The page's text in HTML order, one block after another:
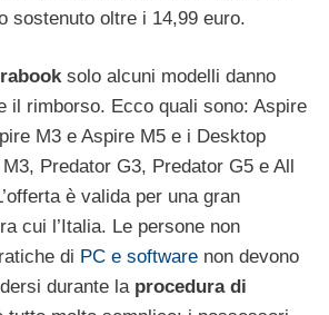
sostenuto oltre i 14,99 euro.
solo alcuni modelli danno
il rimborso. Ecco quali sono: Aspire
M3 e Aspire M5 e i Desktop
Predator G3, Predator G5 e All
è valida per una gran
cui l’Italia. Le persone non
di PC e software non devono
durante laprocedura di